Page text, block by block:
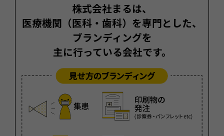
株式会社まるは、
医療機関（医科・歯科）を専門とした、
ブランディングを
主に行っている会社です。